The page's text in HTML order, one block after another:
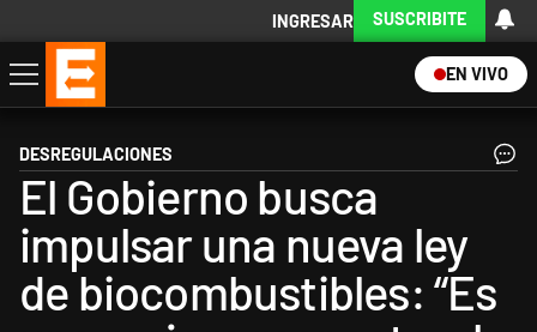
INGRESAR SUSCRIBITE
EN VIVO
Economía
Política
Internacional
Actualidad
Descargá la App
DESREGULACIONES
El Gobierno busca
impulsar una nueva ley
de biocombustibles: “Es